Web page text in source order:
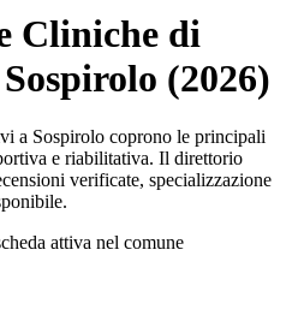
Cliniche di
(2026)
a Sospirolo coprono le principali
e riabilitativa. Il direttorio
verificate, specializzazione
attiva nel comune